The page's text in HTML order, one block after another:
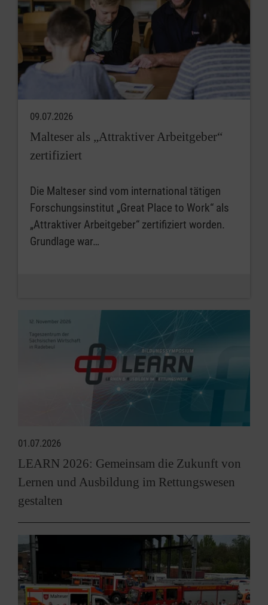
09.07.2026
Malteser als „Attraktiver Arbeitgeber“
zertifiziert
Die Malteser sind vom international tätigen
Forschungsinstitut „Great Place to Work“ als
„Attraktiver Arbeitgeber“ zertifiziert worden.
Grundlage war…
01.07.2026
LEARN 2026: Gemeinsam die Zukunft von
Lernen und Ausbildung im Rettungswesen
gestalten